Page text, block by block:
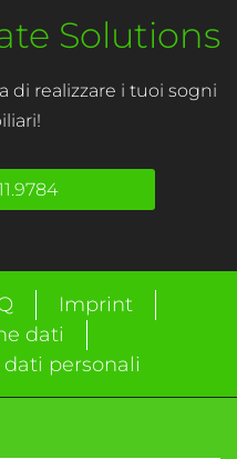
Solutions
di realizzare i tuoi sogni
Imprint
dati
personali